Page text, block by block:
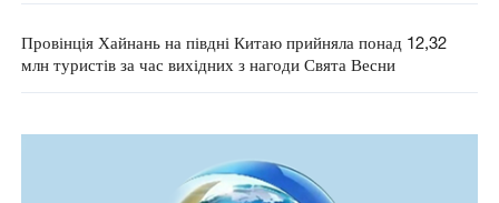
Провінція Хайнань на півдні Китаю прийняла понад 12,32
млн туристів за час вихідних з нагоди Свята Весни